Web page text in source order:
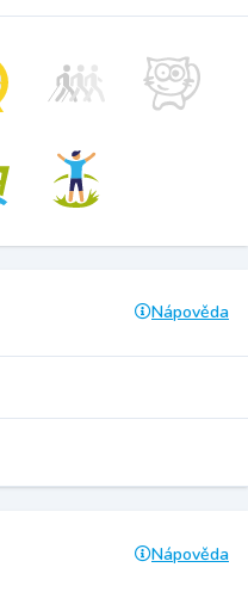
Nápověda
Nápověda